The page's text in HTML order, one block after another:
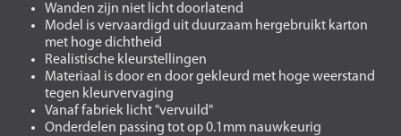
Wanden zijn niet licht doorlatend
Model is vervaardigd uit duurzaam hergebruikt karton
met hoge dichtheid
Realistische kleurstellingen
Materiaal is door en door gekleurd met hoge weerstand
tegen kleurvervaging
Vanaf fabriek licht "vervuild"
Onderdelen passing tot op 0.1mm nauwkeurig